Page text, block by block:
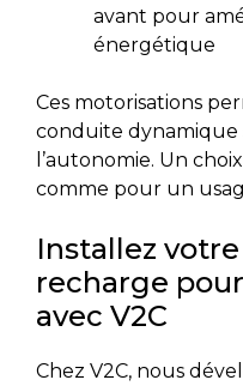
avant pour
énergétique
Ces motorisations
conduite dynamique
l’autonomie. Un
comme pour un
Installez
recharge
avec V2C
Chez V2C, nous